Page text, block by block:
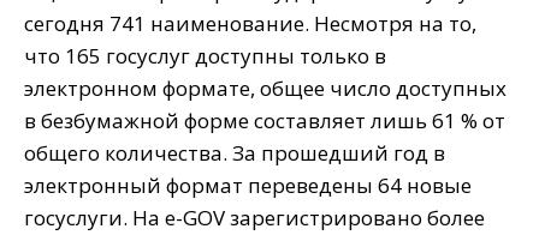
сегодня 741 наименование. Несмотря на то,
что 165 госуслуг доступны только в
электронном формате, общее число доступных
в безбумажной форме составляет лишь 61 % от
общего количества. За прошедший год в
электронный формат переведены 64 новые
госуслуги. На e-GOV зарегистрировано более